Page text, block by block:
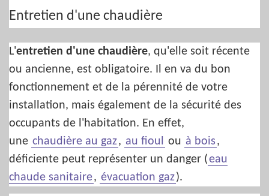
Entretien d'une chaudière
L'entretien d'une chaudière, qu'elle soit récente
ou ancienne, est obligatoire. Il en va du bon
fonctionnement et de la pérennité de votre
installation, mais également de la sécurité des
occupants de l'habitation. En effet,
une chaudière au gaz, au fioul ou à bois ,
déficiente peut représenter un danger (eau
chaude sanitaire, évacuation gaz).